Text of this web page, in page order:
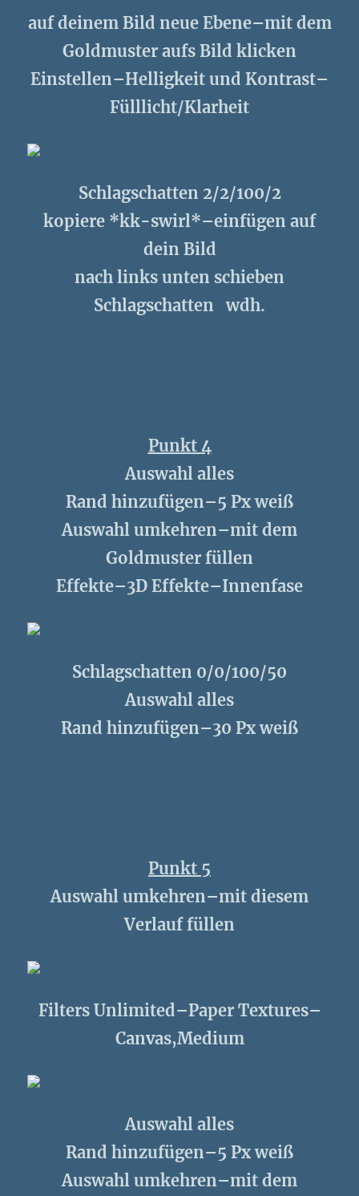
auf deinem Bild neue Ebene–mit dem
Goldmuster aufs Bild klicken
Einstellen–Helligkeit und Kontrast–
Fülllicht/Klarheit
Schlagschatten 2/2/100/2
kopiere *kk-swirl*–einfügen auf
dein Bild
nach links unten schieben
Schlagschatten wdh.
Punkt 4
Auswahl alles
Rand hinzufügen–5 Px weiß
Auswahl umkehren–mit dem
Goldmuster füllen
Effekte–3D Effekte–Innenfase
Schlagschatten 0/0/100/50
Auswahl alles
Rand hinzufügen–30 Px weiß
Punkt 5
Auswahl umkehren–mit diesem
Verlauf füllen
Filters Unlimited–Paper Textures–
Canvas,Medium
Auswahl alles
Rand hinzufügen–5 Px weiß
Auswahl umkehren–mit dem